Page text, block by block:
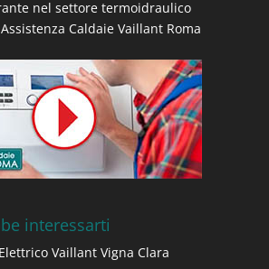
nel settore termoidraulico
Caldaie Vaillant Roma
interessarti
Vaillant Vigna Clara